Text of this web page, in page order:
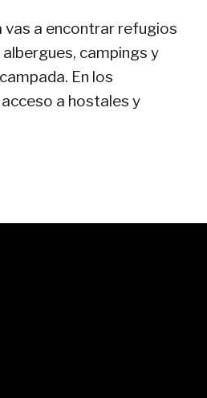
vas a encontrar refugios
campings y
En los
a hostales y